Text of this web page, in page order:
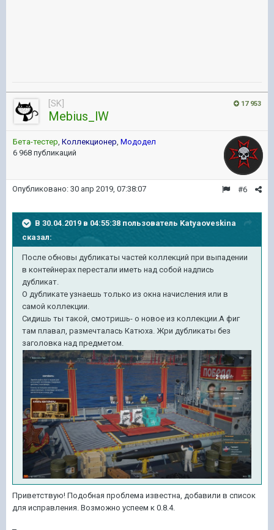
17 953
[SK]
Mebius_lW
Бета-тестер, Коллекционер, Мододел
6 968 публикаций
#6
Опубликовано: 30 апр 2019, 07:38:07
В 30.04.2019 в 04:55:38 пользователь Katyaoveskina
сказал:
После обновы дубликаты частей коллекций при выпадении
в контейнерах перестали иметь над собой надпись
дубликат.
О дубликате узнаешь только из окна начисления или в
самой коллекции.
Сидишь ты такой, смотришь- о новое из коллекции.А фиг
там плавал, размечталась Катюха. Жри дубликаты без
заголовка над предметом.
Приветствую! Подобная проблема известна, добавили в список
для исправления. Возможно успеем к 0.8.4.